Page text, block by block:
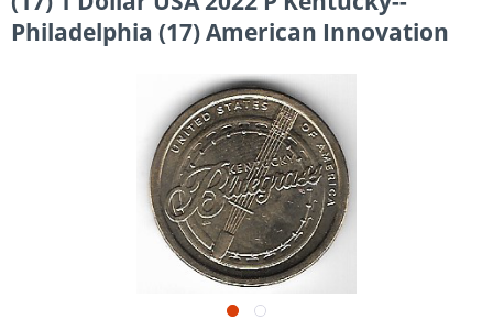
Philadelphia (17) American Innovation